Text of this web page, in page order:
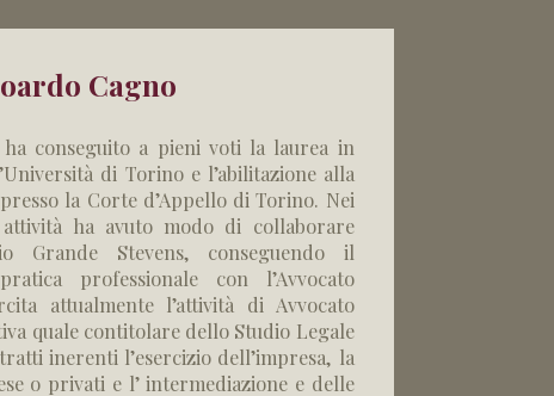
Cagno
ha conseguito a pieni voti la laurea in
di Torino e l’abilitazione alla
la Corte d’Appello di Torino. Nei
ha avuto modo di collaborare
Grande Stevens, conseguendo il
professionale con l’Avvocato
attualmente l’attività di Avvocato
quale contitolare dello Studio Legale
inerenti l’esercizio dell’impresa, la
o privati e l’ intermediazione e delle